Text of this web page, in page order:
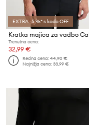
EXTRA -5 %* s kodo OFF
Trenutna cena:
32,99 €
Redna cena:44,90 €
Najnižja cena:33,99 €